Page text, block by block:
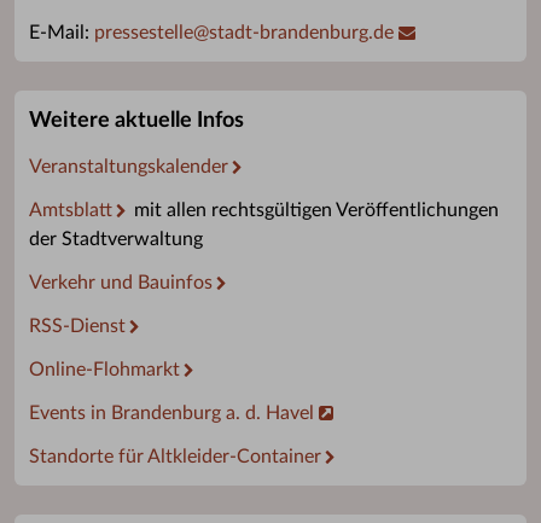
E-Mail: pressestelle@stadt-brandenburg.de
Weitere aktuelle Infos
Veranstaltungskalender
Amtsblatt
mit allen rechtsgültigen Veröffentlichungen
der Stadtverwaltung
Verkehr und Bauinfos
RSS-Dienst
Online-Flohmarkt
Events in Brandenburg a. d. Havel
Standorte für Altkleider-Container